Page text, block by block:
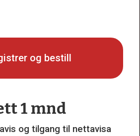
og bestill
1 mnd
og tilgang til nettavisa